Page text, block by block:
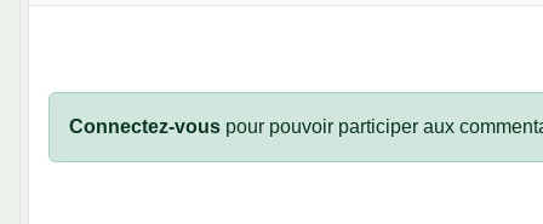
Connectez-vous pour pouvoir participer aux